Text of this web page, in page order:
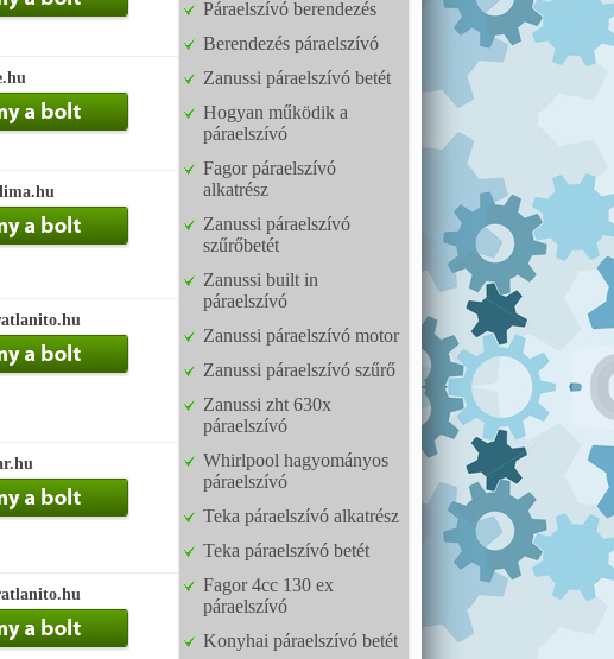
Páraelszívó berendezés
Berendezés páraelszívó
Zanussi páraelszívó betét
Hogyan működik a
páraelszívó
Fagor páraelszívó
alkatrész
Zanussi páraelszívó
szűrőbetét
Zanussi built in
páraelszívó
Zanussi páraelszívó motor
Zanussi páraelszívó szűrő
Zanussi zht 630x
páraelszívó
Whirlpool hagyományos
páraelszívó
Teka páraelszívó alkatrész
Teka páraelszívó betét
Fagor 4cc 130 ex
páraelszívó
Konyhai páraelszívó betét